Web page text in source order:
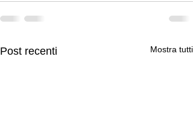
Post recenti Mostra tutti